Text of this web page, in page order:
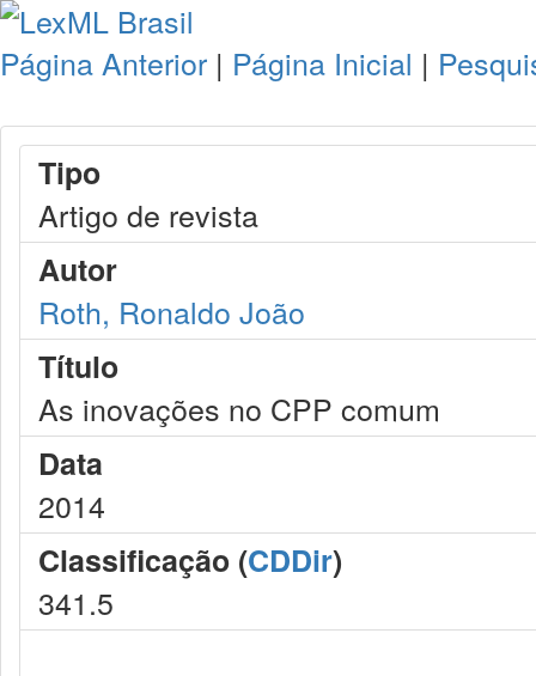
Página Anterior | Página Inicial |
Tipo
Artigo de revista
Autor
Roth, Ronaldo João
Título
As inovações no CPP comum
Data
2014
Classificação (CDDir)
341.5